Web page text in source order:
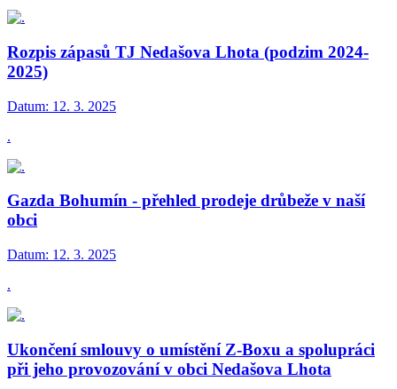
Rozpis zápasů TJ Nedašova Lhota (podzim 2024-
2025)
Datum: 12. 3. 2025
.
Gazda Bohumín - přehled prodeje drůbeže v naší
obci
Datum: 12. 3. 2025
.
Ukončení smlouvy o umístění Z-Boxu a spolupráci
při jeho provozování v obci Nedašova Lhota